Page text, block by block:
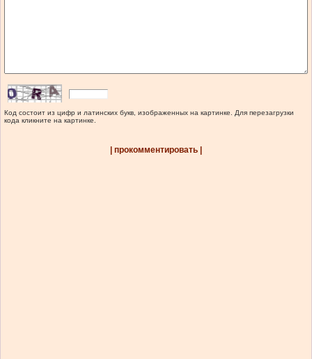
Код состоит из цифр и латинских букв, изображенных на картинке. Для перезагрузки
кода кликните на картинке.
| прокомментировать |